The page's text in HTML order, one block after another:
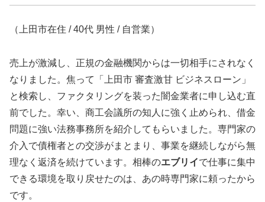
（上田市在住 / 40代 男性 / 自営業）
売上が激減し、正規の金融機関からは一切相手にされなく
なりました。焦って「上田市 審査激甘 ビジネスローン」
と検索し、ファクタリングを装った闇金業者に申し込む直
前でした。幸い、商工会議所の知人に強く止められ、借金
問題に強い法務事務所を紹介してもらいました。専門家の
介入で債権者との交渉がまとまり、事業を継続しながら無
理なく返済を続けています。相棒のエブリイで仕事に集中
できる環境を取り戻せたのは、あの時専門家に頼ったから
です。